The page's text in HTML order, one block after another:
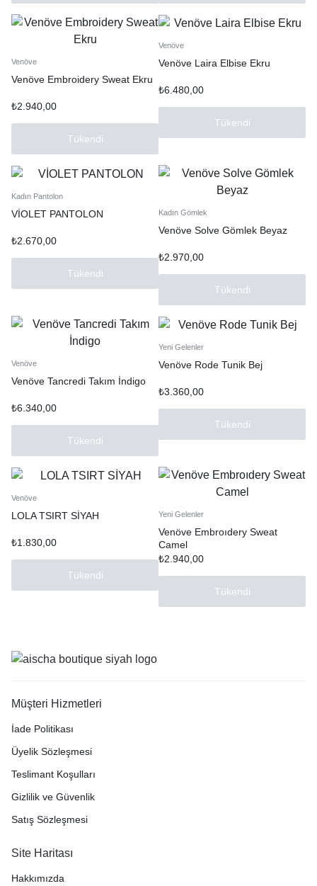
Venöve
Venöve Embroidery Sweat Ekru
₺2.940,00
Tükendi
Venöve
Venöve Laira Elbise Ekru
₺6.480,00
Tükendi
Kadın Pantolon
VİOLET PANTOLON
₺2.670,00
Tükendi
Kadın Gömlek
Venöve Solve Gömlek Beyaz
₺2.970,00
Tükendi
Venöve
Venöve Tancredi Takım İndigo
₺6.340,00
Tükendi
Yeni Gelenler
Venöve Rode Tunik Bej
₺3.360,00
Tükendi
Venöve
LOLA TSIRT SİYAH
₺1.830,00
Tükendi
Yeni Gelenler
Venöve Embroıdery Sweat
Camel
₺2.940,00
Tükendi
Müşteri Hizmetleri
İade Politikası
Üyelik Sözleşmesi
Teslimant Koşulları
Gizlilik ve Güvenlik
Satış Sözleşmesi
Site Haritası
Hakkımızda